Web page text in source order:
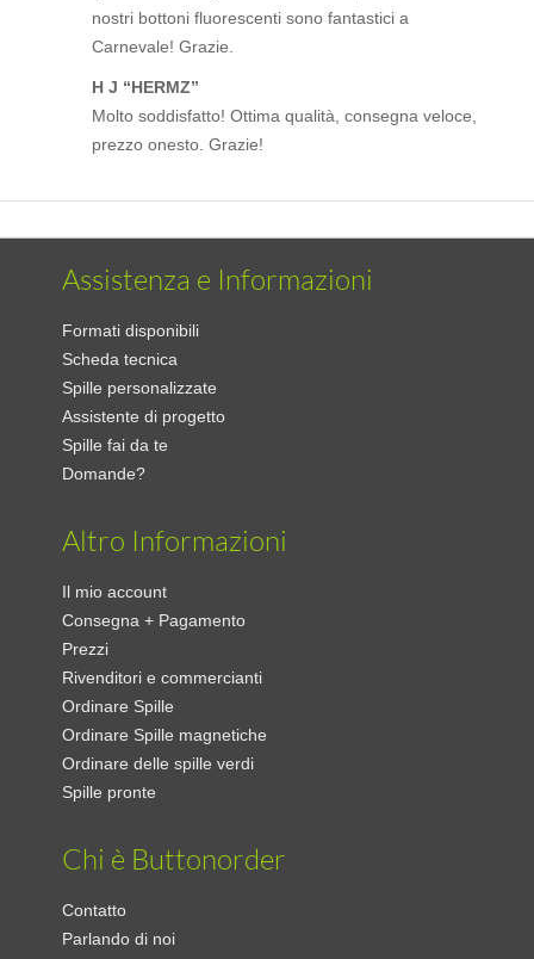
nostri bottoni fluorescenti sono fantastici a
Carnevale! Grazie.
H J “HERMZ”
Molto soddisfatto! Ottima qualità, consegna veloce,
prezzo onesto. Grazie!
Assistenza e Informazioni
Formati disponibili
Scheda tecnica
Spille personalizzate
Assistente di progetto
Spille fai da te
Domande?
Altro Informazioni
Il mio account
Consegna + Pagamento
Prezzi
Rivenditori e commercianti
Ordinare Spille
Ordinare Spille magnetiche
Ordinare delle spille verdi
Spille pronte
Chi è Buttonorder
Contatto
Parlando di noi